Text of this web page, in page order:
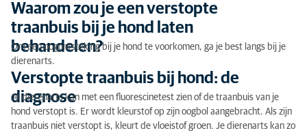
Waarom zou je een verstopte
traanbuis bij je hond laten
behandelen?
Om een oogontsteking bij je hond te voorkomen, ga je best langs bij je
dierenarts.
Verstopte traanbuis bij hond: de
diagnose
Je dierenarts kan met een fluorescinetest zien of de traanbuis van je
hond verstopt is. Er wordt kleurstof op zijn oogbol aangebracht. Als zijn
traanbuis niet verstopt is, kleurt de vloeistof groen. Je dierenarts kan zo